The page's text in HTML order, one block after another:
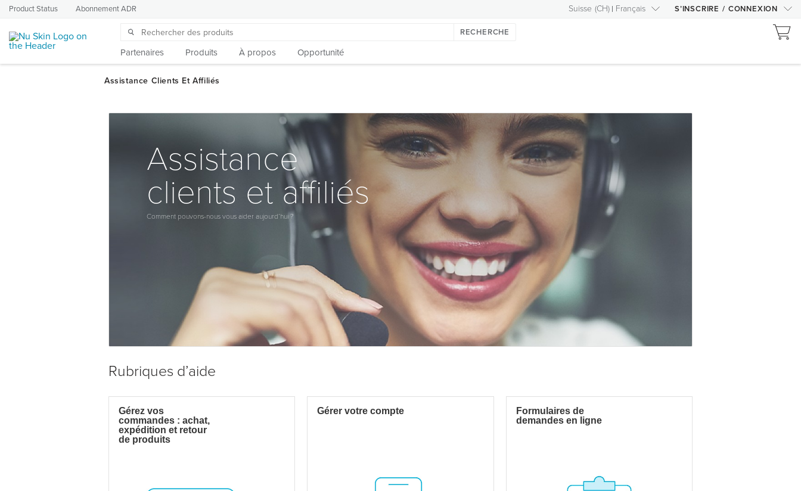
Product Status Abonnement ADR Suisse (CH) Français S’INSCRIRE / CONNEXION
RECHERCHE
Partenaires Produits À propos Opportunité
Assistance
clients et affiliés
Comment pouvons-nous vous aider aujourd’hui ?
Rubriques d’aide
Gérez vos
commandes : achat,
expédition et retour
de produits
Gérer votre compte
Formulaires de
demandes en ligne